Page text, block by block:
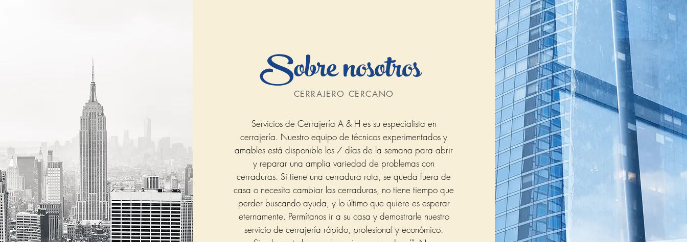
Sobre nosotros
CERRAJERO CERCANO
Servicios de Cerrajería A & H es su especialista en
cerrajería. Nuestro equipo de técnicos experimentados y
amables está disponible los 7 días de la semana para abrir
y reparar una amplia variedad de problemas con
cerraduras. Si tiene una cerradura rota, se queda fuera de
casa o necesita cambiar las cerraduras, no tiene tiempo que
perder buscando ayuda, y lo último que quiere es esperar
eternamente. Permítanos ir a su casa y demostrarle nuestro
servicio de cerrajería rápido, profesional y económico.